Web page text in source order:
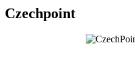
Czechpoint